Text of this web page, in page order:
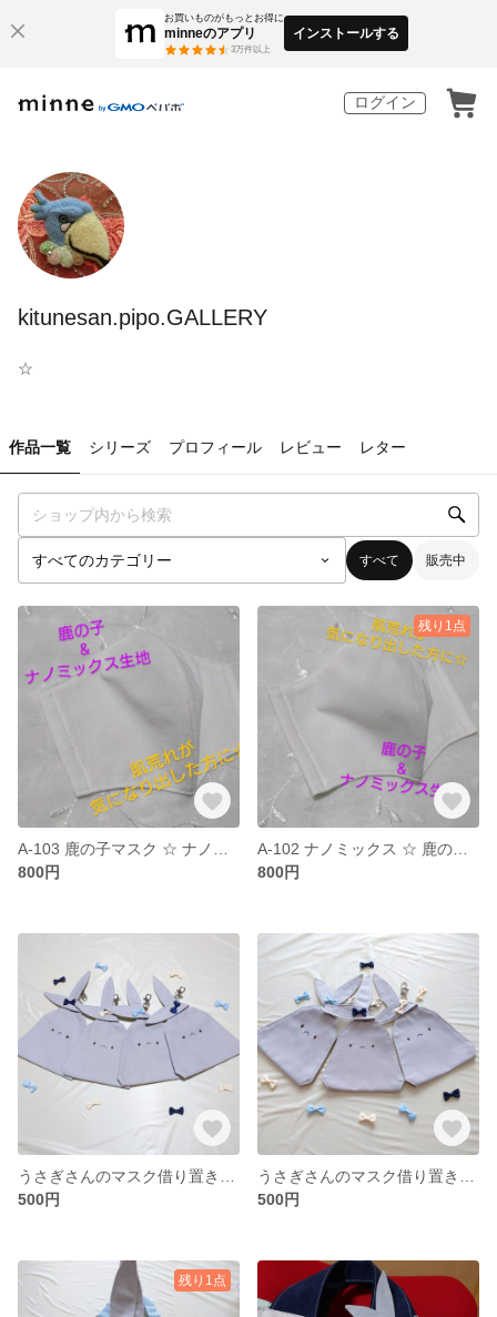
お買いものがもっとお得に
minneのアプリ
3万件以上
インストールする
ログイン
kitunesan.pipo.GALLERY
☆
作品一覧 シリーズ プロフィール レビュー レター
すべて 販売中
800円
残り1点
800円
500円
500円
残り1点